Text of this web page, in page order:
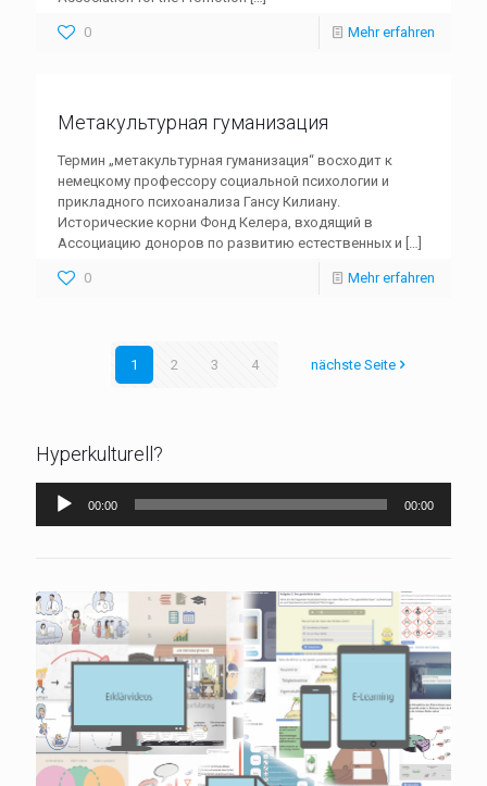
0 Mehr erfahren
Метакультурная гуманизация
Термин „метакультурная гуманизация“ восходит к
немецкому профессору социальной психологии и
прикладного психоанализа Гансу Килиану.
Исторические корни Фонд Келера, входящий в
Ассоциацию доноров по развитию естественных и […]
0 Mehr erfahren
1 2 3 4 nächste Seite
Hyperkulturell?
Audio-
Player
00:00 00:00